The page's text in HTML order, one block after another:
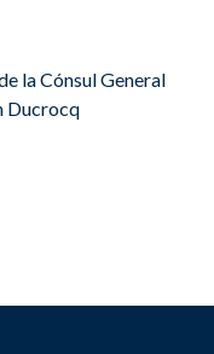
la Cónsul General
Ducrocq